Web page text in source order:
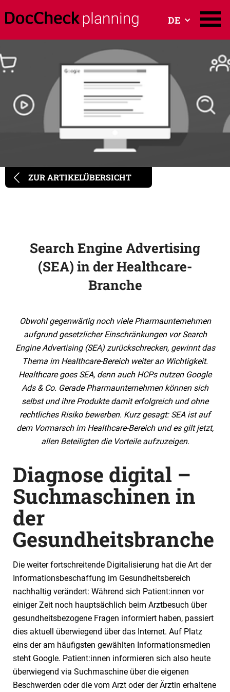
DE
ZUR ARTIKELÜBERSICHT
Search Engine Advertising
(SEA) in der Healthcare-
Branche
Obwohl gegenwärtig noch viele Pharmaunternehmen
aufgrund gesetzlicher Einschränkungen vor Search
Engine Advertising (SEA) zurückschrecken, gewinnt das
Thema im Healthcare-Bereich weiter an Wichtigkeit.
Healthcare goes SEA, denn auch HCPs nutzen Google
Ads & Co. Gerade Pharmaunternehmen können sich
selbst und ihre Produkte damit erfolgreich und ohne
rechtliches Risiko bewerben. Kurz gesagt: SEA ist auf
dem Vormarsch im Healthcare-Bereich und es gilt jetzt,
allen Beteiligten die Vorteile aufzuzeigen.
Diagnose digital –
Suchmaschinen in
der
Gesundheitsbranche
Die weiter fortschreitende Digitalisierung hat die Art der
Informationsbeschaffung im Gesundheitsbereich
nachhaltig verändert: Während sich Patient:innen vor
einiger Zeit noch hauptsächlich beim Arztbesuch über
gesundheitsbezogene Fragen informiert haben, passiert
dies aktuell überwiegend über das Internet. Auf Platz
eins der am häufigsten gewählten Informationsmedien
steht Google. Patient:innen informieren sich also heute
überwiegend via Suchmaschine über die eigenen
Beschwerden oder die vom Arzt oder der Ärztin erhaltene